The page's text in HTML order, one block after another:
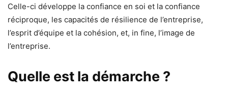
Celle-ci développe la confiance en soi et la confiance
réciproque, les capacités de résilience de l’entreprise,
l’esprit d’équipe et la cohésion, et, in fine, l’image de
l’entreprise.
Quelle est la démarche ?